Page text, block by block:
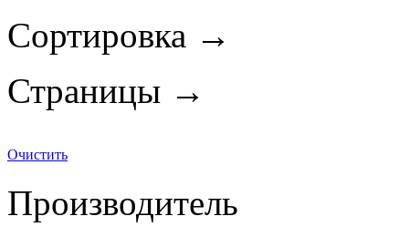
Сортировка →
Страницы →
Очистить
Производитель